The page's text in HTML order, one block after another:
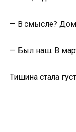
— В смысле? Дом
— Был наш. В
Тишина стала